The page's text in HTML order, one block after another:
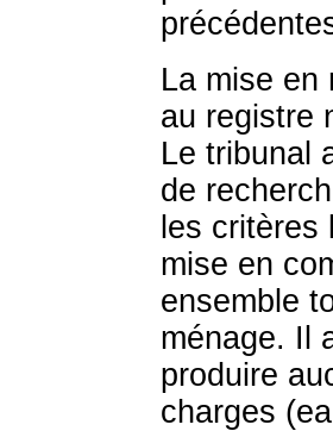
La mise en
au registre
Le tribunal
de
les
mise en
ensemble
ménage. Il
produire
charges